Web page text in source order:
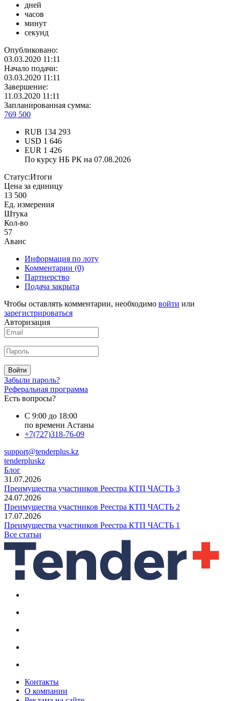
дней
часов
минут
секунд
Опубликовано:
03.03.2020 11:11
Начало подачи:
03.03.2020 11:11
Завершение:
11.03.2020 11:11
Запланированная сумма:
769 500
RUB 134 293
USD 1 646
EUR 1 426
По курсу НБ РК на 07.08.2026
Статус:Итоги
Цена за единицу
13 500
Ед. измерения
Штука
Кол-во
57
Аванс
Информация по лоту
Комментарии (0)
Партнерство
Подача закрыта
Чтобы оставлять комментарии, необходимо войти или
зарегистрироваться
Авторизация
Войти
Забыли пароль?
Реферальная программа
Есть вопросы?
С 9:00 до 18:00
по времени Астаны
+7(727)318-76-09
support@tenderplus.kz
tenderpluskz
Блог
31.07.2026
Преимущества участников Реестра КТП ЧАСТЬ 3
24.07.2026
Преимущества участников Реестра КТП ЧАСТЬ 2
17.07.2026
Преимущества участников Реестра КТП ЧАСТЬ 1
Все статьи
Контакты
О компании